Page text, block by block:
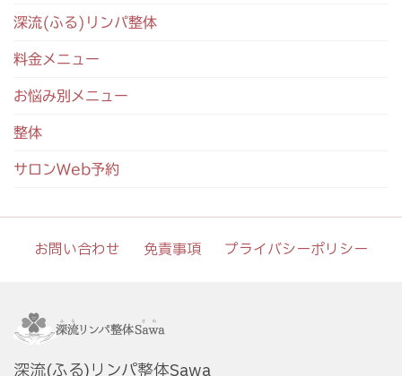
深流(ふる)リンパ整体
料金メニュー
お悩み別メニュー
整体
サロンWeb予約
お問い合わせ 免責事項 プライバシーポリシー
深流(ふる)リンパ整体Sawa